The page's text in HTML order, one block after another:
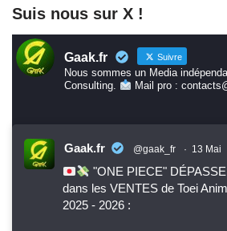
Suis nous sur X !
Gaak.fr Suivre
Nous sommes un Media
Consulting.
Mail pro :
Gaak.fr @gaak_fr · 13 Mai
"ONE PIECE"
dans les VENTES de Toei
2025 - 2026 :